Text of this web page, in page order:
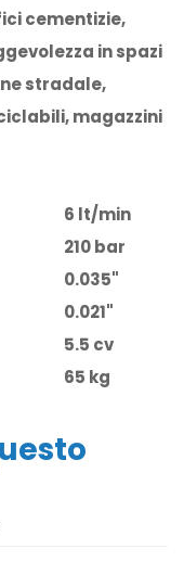
cementizie,
in spazi
stradale,
magazzini
6 lt/min
210 bar
0.035"
0.021"
5.5 cv
65 kg